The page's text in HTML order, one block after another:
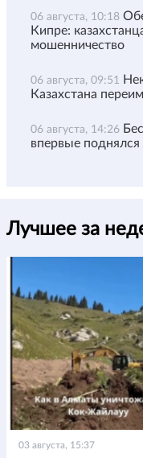
06 августа, 10:18
Кипре:
мошенничество
06 августа, 09:51
Казахстана
06 августа, 14:26
впервые поднялся
Лучшее за
03 августа, 15:37